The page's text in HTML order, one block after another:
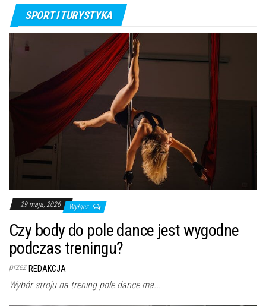
SPORT I TURYSTYKA
29 maja, 2026 Wyłącz
Czy body do pole dance jest wygodne
podczas treningu?
przez REDAKCJA
Wybór stroju na trening pole dance ma...